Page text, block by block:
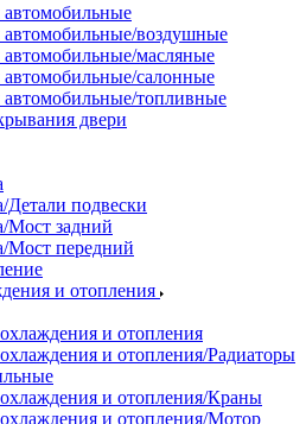
воздушные
масляные
салонные
топливные
двери
Детали подвески
Мост задний
Мост передний
и отопления
и отопления
и отопления/Радиаторы
и отопления/Краны
и отопления/Мотор